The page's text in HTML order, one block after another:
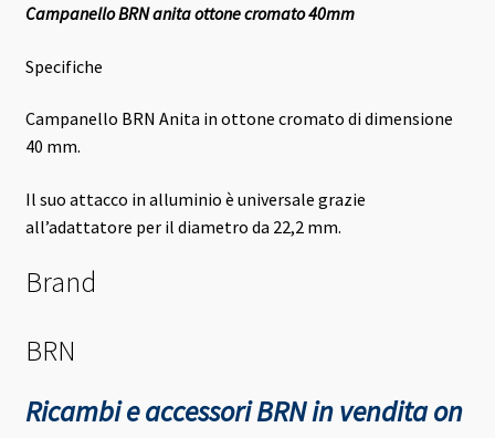
Campanello BRN anita ottone cromato 40mm
Specifiche
Campanello BRN Anita in ottone cromato di dimensione
40 mm.
Il suo attacco in alluminio è universale grazie
all’adattatore per il diametro da 22,2 mm.
Brand
BRN
Ricambi e accessori BRN in vendita on